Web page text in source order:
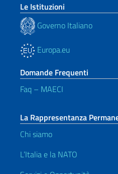
Le Istituzioni
Governo Italiano
Europa.eu
Domande Frequenti
Faq – MAECI
La Rappresentanza
Chi siamo
L’Italia e la NATO